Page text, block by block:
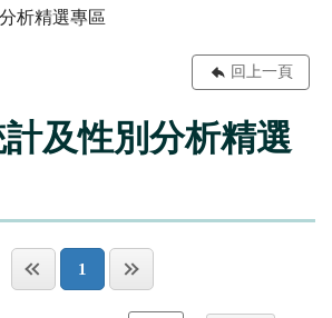
析精選專區
回上一頁
及性別分析精選
1